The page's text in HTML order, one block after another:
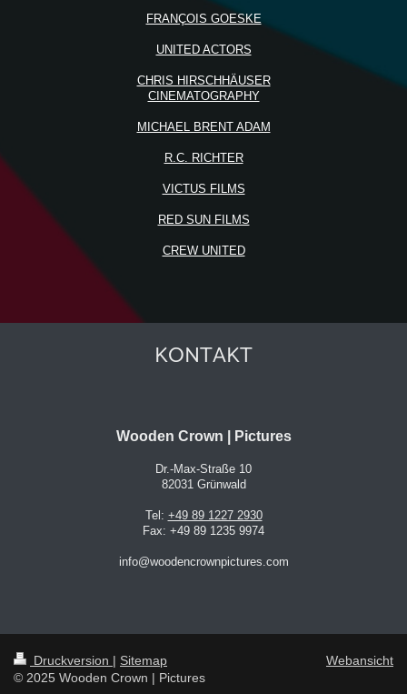
FRANÇOIS GOESKE
UNITED ACTORS
CHRIS HIRSCHHÄUSER
CINEMATOGRAPHY
MICHAEL BRENT ADAM
R.C. RICHTER
VICTUS FILMS
RED SUN FILMS
CREW UNITED
KONTAKT
Wooden Crown | Pictures
Dr.-Max-Straße 10
82031 Grünwald
Tel: +49 89 1227 2930
Fax: +49 89 1235 9974
info@woodencrownpictures.com
Druckversion | Sitemap
© 2025 Wooden Crown | Pictures
Webansicht